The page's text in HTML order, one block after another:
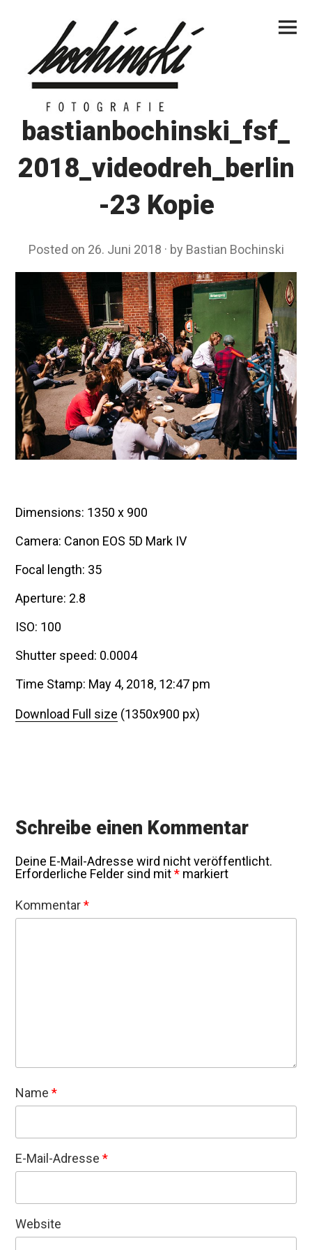
Menu
bastianbochinski_fsf_
2018_videodreh_berlin
-23 Kopie
Posted on 26. Juni 2018 by Bastian Bochinski
Dimensions: 1350 x 900
Camera: Canon EOS 5D Mark IV
Focal length: 35
Aperture: 2.8
ISO: 100
Shutter speed: 0.0004
Time Stamp: May 4, 2018, 12:47 pm
Download Full size (1350x900 px)
Schreibe einen Kommentar
Deine E-Mail-Adresse wird nicht veröffentlicht.
Erforderliche Felder sind mit* markiert
Kommentar*
Name*
E-Mail-Adresse*
Website